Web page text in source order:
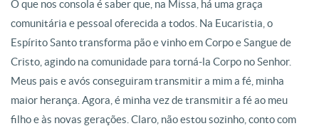
O que nos consola é saber que, na Missa, há uma graça
comunitária e pessoal oferecida a todos. Na Eucaristia, o
Espírito Santo transforma pão e vinho em Corpo e Sangue de
Cristo, agindo na comunidade para torná-la Corpo no Senhor.
Meus pais e avós conseguiram transmitir a mim a fé, minha
maior herança. Agora, é minha vez de transmitir a fé ao meu
filho e às novas gerações. Claro, não estou sozinho, conto com